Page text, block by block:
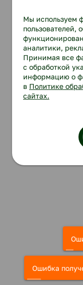
Ошибка
Мы используем
пользователей,
аналитики,
Принимая все
с обработкой
информацию о
в Политике
сайтах.